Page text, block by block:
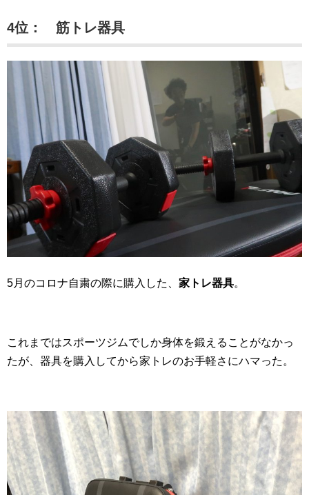
4位： 筋トレ器具
5月のコロナ自粛の際に購入した、 家トレ器具。
これまではスポーツジムでしか身体を鍛えることがなかっ
たが、器具を購入してから家トレのお手軽さにハマった。